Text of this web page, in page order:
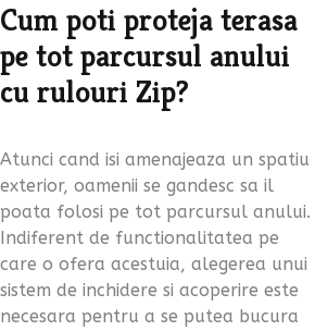
Cum poti proteja terasa
pe tot parcursul anului
cu rulouri Zip?
Atunci cand isi amenajeaza un spatiu
exterior, oamenii se gandesc sa il
poata folosi pe tot parcursul anului.
Indiferent de functionalitatea pe
care o ofera acestuia, alegerea unui
sistem de inchidere si acoperire este
necesara pentru a se putea bucura